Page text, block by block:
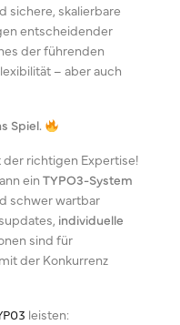
sichere, skalierbare
entscheidender
der führenden
– aber auch
Spiel.
richtigen Expertise!
ein TYPO3-System
schwer wartbar
individuelle
sind für
der Konkurrenz
leisten: